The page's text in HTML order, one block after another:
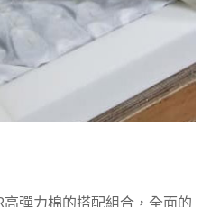
彈力棉的搭配組合，全面的